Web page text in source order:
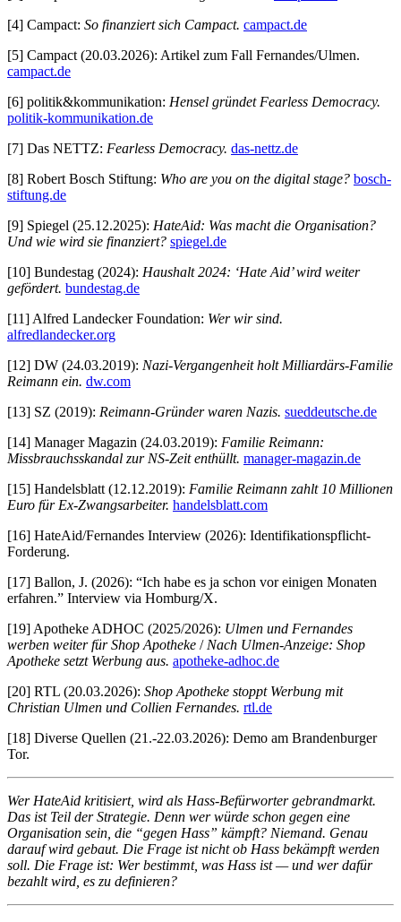
[4] Campact: So finanziert sich Campact. campact.de
[5] Campact (20.03.2026): Artikel zum Fall Fernandes/Ulmen.
campact.de
[6] politik&kommunikation: Hensel gründet Fearless Democracy.
politik-kommunikation.de
[7] Das NETTZ: Fearless Democracy. das-nettz.de
[8] Robert Bosch Stiftung: Who are you on the digital stage? bosch-
stiftung.de
[9] Spiegel (25.12.2025): HateAid: Was macht die Organisation?
Und wie wird sie finanziert? spiegel.de
[10] Bundestag (2024): Haushalt 2024: ‘Hate Aid’ wird weiter
gefördert. bundestag.de
[11] Alfred Landecker Foundation: Wer wir sind.
alfredlandecker.org
[12] DW (24.03.2019): Nazi-Vergangenheit holt Milliardärs-Familie
Reimann ein. dw.com
[13] SZ (2019): Reimann-Gründer waren Nazis. sueddeutsche.de
[14] Manager Magazin (24.03.2019): Familie Reimann:
Missbrauchsskandal zur NS-Zeit enthüllt. manager-magazin.de
[15] Handelsblatt (12.12.2019): Familie Reimann zahlt 10 Millionen
Euro für Ex-Zwangsarbeiter. handelsblatt.com
[16] HateAid/Fernandes Interview (2026): Identifikationspflicht-
Forderung.
[17] Ballon, J. (2026): “Ich habe es ja schon vor einigen Monaten
erfahren.” Interview via Homburg/X.
[19] Apotheke ADHOC (2025/2026): Ulmen und Fernandes
werben weiter für Shop Apotheke / Nach Ulmen-Anzeige: Shop
Apotheke setzt Werbung aus. apotheke-adhoc.de
[20] RTL (20.03.2026): Shop Apotheke stoppt Werbung mit
Christian Ulmen und Collien Fernandes. rtl.de
[18] Diverse Quellen (21.-22.03.2026): Demo am Brandenburger
Tor.
Wer HateAid kritisiert, wird als Hass-Befürworter gebrandmarkt.
Das ist Teil der Strategie. Denn wer würde schon gegen eine
Organisation sein, die “gegen Hass” kämpft? Niemand. Genau
darauf wird gebaut. Die Frage ist nicht ob Hass bekämpft werden
soll. Die Frage ist: Wer bestimmt, was Hass ist — und wer dafür
bezahlt wird, es zu definieren?